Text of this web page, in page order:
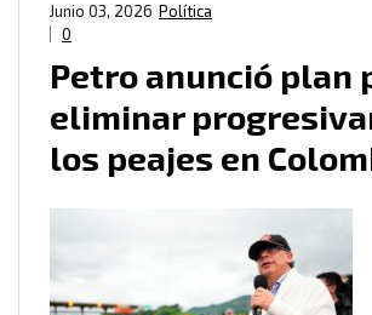
Política
Junio 03, 2026
0
Petro anunció plan
eliminar
los peajes en